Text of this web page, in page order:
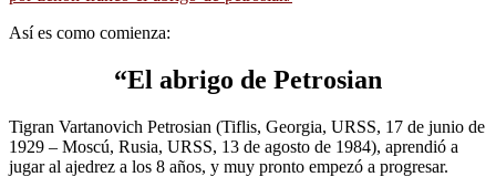
Así es como comienza:
“El abrigo de Petrosian
Tigran Vartanovich Petrosian (Tiflis, Georgia, URSS, 17 de junio de
1929 – Moscú, Rusia, URSS, 13 de agosto de 1984), aprendió a
jugar al ajedrez a los 8 años, y muy pronto empezó a progresar.